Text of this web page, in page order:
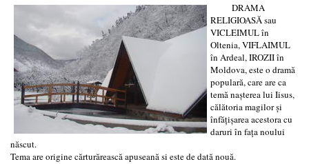
DRAMA
RELIGIOASĂ sau
VICLEIMUL în
Oltenia, VIFLAIMUL
în Ardeal, IROZII în
Moldova, este o dramă
populară, care are ca
temă naşterea lui Iisus,
călătoria magilor şi
înfățişarea acestora cu
daruri în fața noului
născut.
Tema are origine cărturărească apuseană si este de dată nouă.